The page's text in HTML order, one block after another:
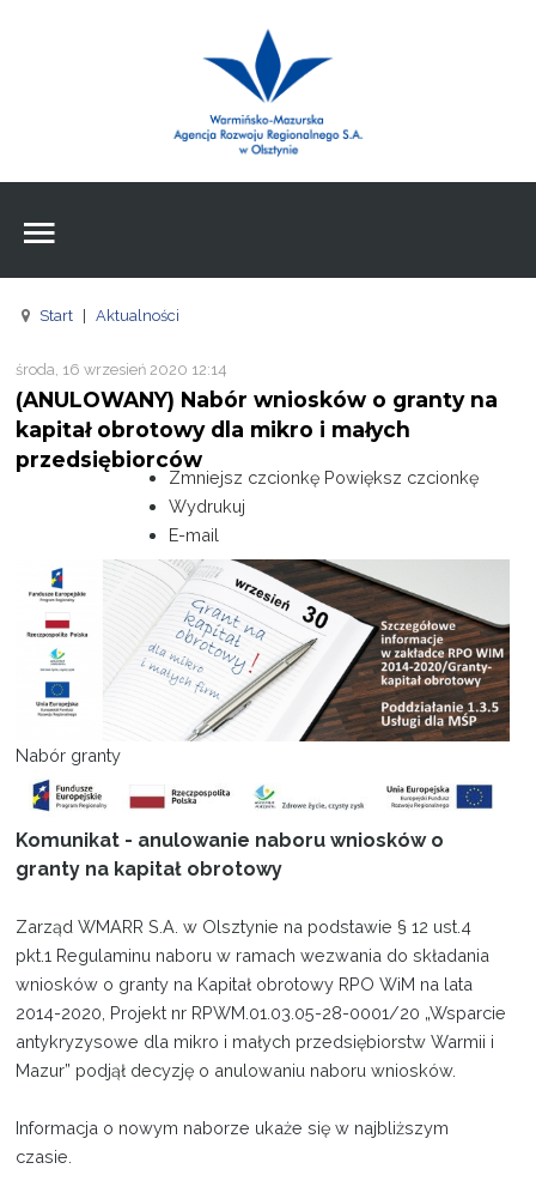
Agencja
FE
Pożyczki
Pożyczki
Projekty
Kontakt
Znajdźna stronie
Wpisz czego szukasz
Start Aktualności
środa, 16 wrzesień 2020 12:14
(ANULOWANY) Nabór wniosków o granty na
kapitał obrotowy dla mikro i małych
przedsiębiorców
Zmniejsz czcionkę Powiększ czcionkę
Wydrukuj
E-mail
Nabór granty
Komunikat - anulowanie naboru wniosków o
granty na kapitał obrotowy
Zarząd WMARR S.A. w Olsztynie na podstawie § 12 ust.4
pkt.1 Regulaminu naboru w ramach wezwania do składania
wniosków o granty na Kapitał obrotowy RPO WiM na lata
2014-2020, Projekt nr RPWM.01.03.05-28-0001/20 „Wsparcie
antykryzysowe dla mikro i małych przedsiębiorstw Warmii i
Mazur” podjął decyzję o anulowaniu naboru wniosków.
Informacja o nowym naborze ukaże się w najbliższym
czasie.